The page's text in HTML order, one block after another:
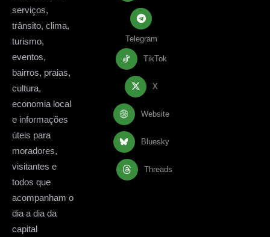
serviços,
trânsito, clima,
turismo,
eventos,
bairros, praias,
cultura,
economia local
e informações
úteis para
moradores,
visitantes e
todos que
acompanham o
dia a dia da
capital
Telegram
TikTok
X
Website
Bluesky
Threads